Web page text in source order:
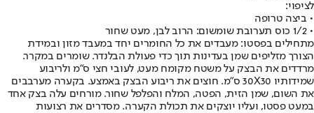
לציפוי:
• ביצה טרופה
• 1/2 כוס תערובת שומשום: הרוב לבן, מעט שחור
מתחילים בפסטו: מעבדים את כל החומרים יחד במעבד מזון ובמידת
הצורך מזליפים שמן בעדינות תוך כדי פעולת הבלנדר. שומרים במקרר.
מרדדים את הבצק על משטח מקומח מעט, לעובי חצי ס"מ ולריבוע
שמידותיו 30X30 ס"מ. חוצים את ריבוע הבצק באמצע. בקערה מערבבים
את השום, שמן הזית, הפטה, המלח והפלפל שחור. מורחים עלה בצק אחד
במעט פסטו, ועליו יוצקים את תכולת הקערה. מסדרים את רצועות